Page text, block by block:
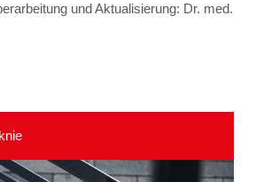
und Aktualisierung: Dr. med.